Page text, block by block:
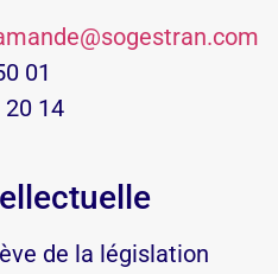
01
20 14
de la législation